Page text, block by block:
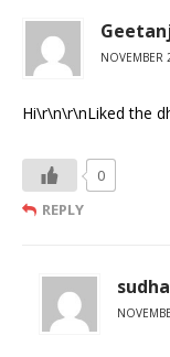
NOVEMBER
Hi\r\n\r\nLiked the
0
REPLY
sudha